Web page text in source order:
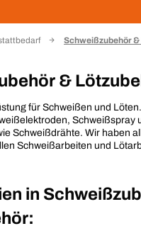
Schweißzubehör
&
für Schweißen und
Schweißspray
Schweißdrähte. Wir haben
Schweißarbeiten und
in